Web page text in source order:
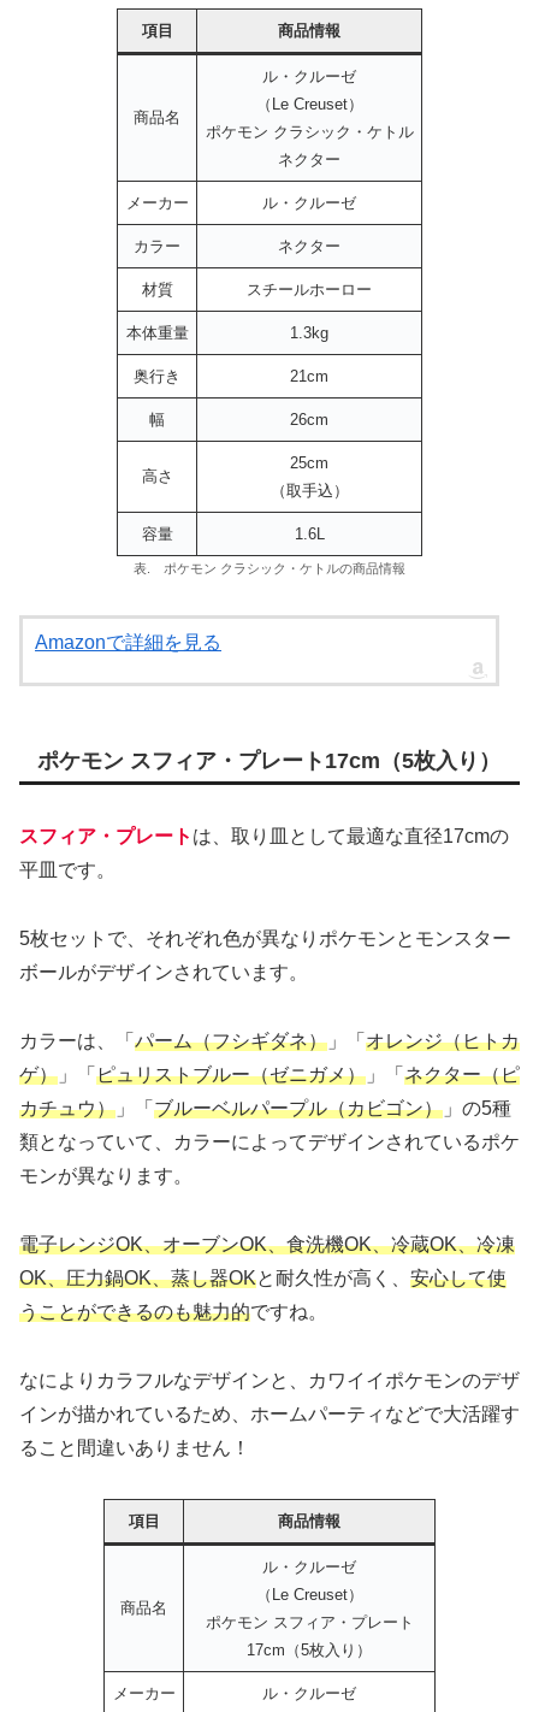
項目 商品情報
商品名
ル・クルーゼ
（Le Creuset）
ポケモン クラシック・ケトル
ネクター
メーカー ル・クルーゼ
カラー ネクター
材質 スチールホーロー
本体重量 1.3kg
奥行き 21cm
幅 26cm
高さ
25cm
（取手込）
容量 1.6L
表. ポケモン クラシック・ケトルの商品情報
Amazonで詳細を見る
ポケモン スフィア・プレート17cm（5枚入り）
スフィア・プレート は、取り皿として最適な直径17cmの
平皿です。
5枚セットで、それぞれ色が異なりポケモンとモンスター
ボールがデザインされています。
カラーは、「 パーム（フシギダネ） 」「 オレンジ（ヒトカ
ゲ） 」「 ピュリストブルー（ゼニガメ） 」「 ネクター（ピ
カチュウ） 」「 ブルーベルパープル（カビゴン） 」の5種
類となっていて、カラーによってデザインされているポケ
モンが異なります。
電子レンジOK、オーブンOK、食洗機OK、冷蔵OK、冷凍
OK、圧力鍋OK、蒸し器OKと耐久性が高く、 安心して使
うことができるのも魅力的ですね。
なによりカラフルなデザインと、カワイイポケモンのデザ
インが描かれているため、ホームパーティなどで大活躍す
ること間違いありません！
項目 商品情報
商品名
ル・クルーゼ
（Le Creuset）
ポケモン スフィア・プレート
17cm（5枚入り）
メーカー ル・クルーゼ